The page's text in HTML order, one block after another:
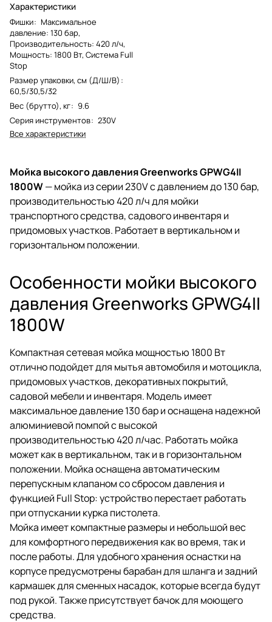
Характеристики
Фишки: Максимальное
давление: 130 бар,
Производительность: 420 л/ч,
Мощность: 1800 Вт, Система Full
Stop
Размер упаковки, см (Д/Ш/В) :
60,5/30,5/32
Вес (брутто), кг: 9.6
Серия инструментов: 230V
Все характеристики
Мойка высокого давления Greenworks GPWG4II
1800W— мойка из серии 230V с давлением до 130 бар,
производительностью 420 л/ч для мойки
транспортного средства, садового инвентаря и
придомовых участков. Работает в вертикальном и
горизонтальном положении.
Особенности мойки высокого
давления Greenworks GPWG4II
1800W
Компактная сетевая мойка мощностью 1800 Вт
отлично подойдет для мытья автомобиля и мотоцикла,
придомовых участков, декоративных покрытий,
садовой мебели и инвентаря. Модель имеет
максимальное давление 130 бар и оснащена надежной
алюминиевой помпой с высокой
производительностью 420 л/час. Работать мойка
может как в вертикальном, так и в горизонтальном
положении. Мойка оснащена автоматическим
перепускным клапаном со сбросом давления и
функцией Full Stop: устройство перестает работать
при отпускании курка пистолета.
Мойка имеет компактные размеры и небольшой вес
для комфортного передвижения как во время, так и
после работы. Для удобного хранения оснастки на
корпусе предусмотрены барабан для шланга и задний
кармашек для сменных насадок, которые всегда будут
под рукой. Также присутствует бачок для моющего
средства.